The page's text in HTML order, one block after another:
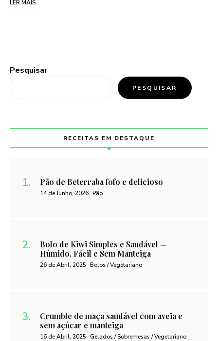
LER MAIS
Pesquisar
PESQUISAR
RECEITAS EM DESTAQUE
Pão de Beterraba fofo e delicioso
14 de Junho, 2026 Pão
Bolo de Kiwi Simples e Saudável —
Húmido, Fácil e Sem Manteiga
26 de Abril, 2025 Bolos / Vegetariano
Crumble de maça saudável com aveia e
sem açúcar e manteiga
16 de Abril, 2025 Gelados / Sobremesas / Vegetariano